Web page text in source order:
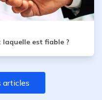
est fiable ?
articles